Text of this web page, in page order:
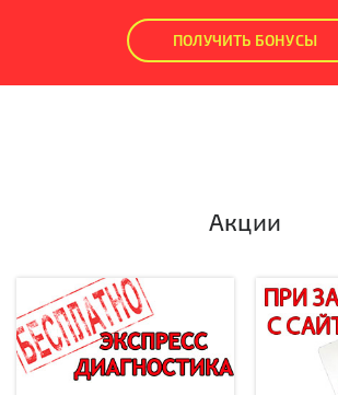
ПОЛУЧИТЬ БОНУСЫ
Акции